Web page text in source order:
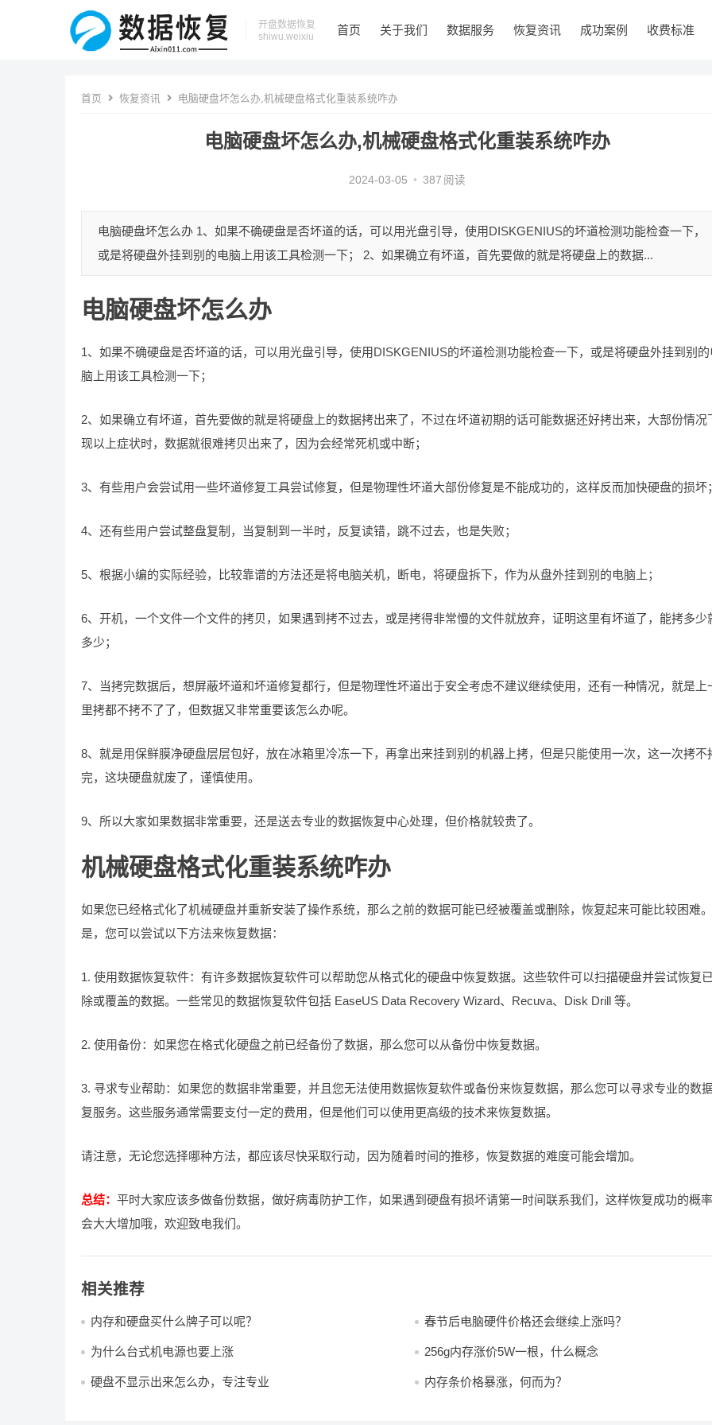
开盘数据恢复
shiwu.weixiu
首页 关于我们 数据服务 恢复资讯 成功案例 收费标准
首页 恢复资讯 电脑硬盘坏怎么办,机械硬盘格式化重装系统咋办
电脑硬盘坏怎么办,机械硬盘格式化重装系统咋办
2024-03-05 • 387 阅读
电脑硬盘坏怎么办 1、如果不确硬盘是否坏道的话，可以用光盘引导，使用DISKGENIUS的坏道检测功能检查一下，
或是将硬盘外挂到别的电脑上用该工具检测一下； 2、如果确立有坏道，首先要做的就是将硬盘上的数据...
电脑硬盘坏怎么办
1、如果不确硬盘是否坏道的话，可以用光盘引导，使用DISKGENIUS的坏道检测功能检查一下，或是将硬盘外挂到别的
脑上用该工具检测一下；
2、如果确立有坏道，首先要做的就是将硬盘上的数据拷出来了，不过在坏道初期的话可能数据还好拷出来，大部份情况
现以上症状时，数据就很难拷贝出来了，因为会经常死机或中断；
3、有些用户会尝试用一些坏道修复工具尝试修复，但是物理性坏道大部份修复是不能成功的，这样反而加快硬盘的损坏；
4、还有些用户尝试整盘复制，当复制到一半时，反复读错，跳不过去，也是失败；
5、根据小编的实际经验，比较靠谱的方法还是将电脑关机，断电，将硬盘拆下，作为从盘外挂到别的电脑上；
6、开机，一个文件一个文件的拷贝，如果遇到拷不过去，或是拷得非常慢的文件就放弃，证明这里有坏道了，能拷多少
多少；
7、当拷完数据后，想屏蔽坏道和坏道修复都行，但是物理性坏道出于安全考虑不建议继续使用，还有一种情况，就是上
里拷都不拷不了了，但数据又非常重要该怎么办呢。
8、就是用保鲜膜净硬盘层层包好，放在冰箱里冷冻一下，再拿出来挂到别的机器上拷，但是只能使用一次，这一次拷不
完，这块硬盘就废了，谨慎使用。
9、所以大家如果数据非常重要，还是送去专业的数据恢复中心处理，但价格就较贵了。
机械硬盘格式化重装系统咋办
如果您已经格式化了机械硬盘并重新安装了操作系统，那么之前的数据可能已经被覆盖或删除，恢复起来可能比较困难
是，您可以尝试以下方法来恢复数据：
1. 使用数据恢复软件：有许多数据恢复软件可以帮助您从格式化的硬盘中恢复数据。这些软件可以扫描硬盘并尝试恢复
除或覆盖的数据。一些常见的数据恢复软件包括 EaseUS Data Recovery Wizard、Recuva、Disk Drill 等。
2. 使用备份：如果您在格式化硬盘之前已经备份了数据，那么您可以从备份中恢复数据。
3. 寻求专业帮助：如果您的数据非常重要，并且您无法使用数据恢复软件或备份来恢复数据，那么您可以寻求专业的数
复服务。这些服务通常需要支付一定的费用，但是他们可以使用更高级的技术来恢复数据。
请注意，无论您选择哪种方法，都应该尽快采取行动，因为随着时间的推移，恢复数据的难度可能会增加。
总结： 平时大家应该多做备份数据，做好病毒防护工作，如果遇到硬盘有损坏请第一时间联系我们，这样恢复成功的概
会大大增加哦，欢迎致电我们。
相关推荐
内存和硬盘买什么牌子可以呢？ 春节后电脑硬件价格还会继续上涨吗？
为什么台式机电源也要上涨 256g内存涨价5W一根，什么概念
硬盘不显示出来怎么办，专注专业 内存条价格暴涨，何而为？